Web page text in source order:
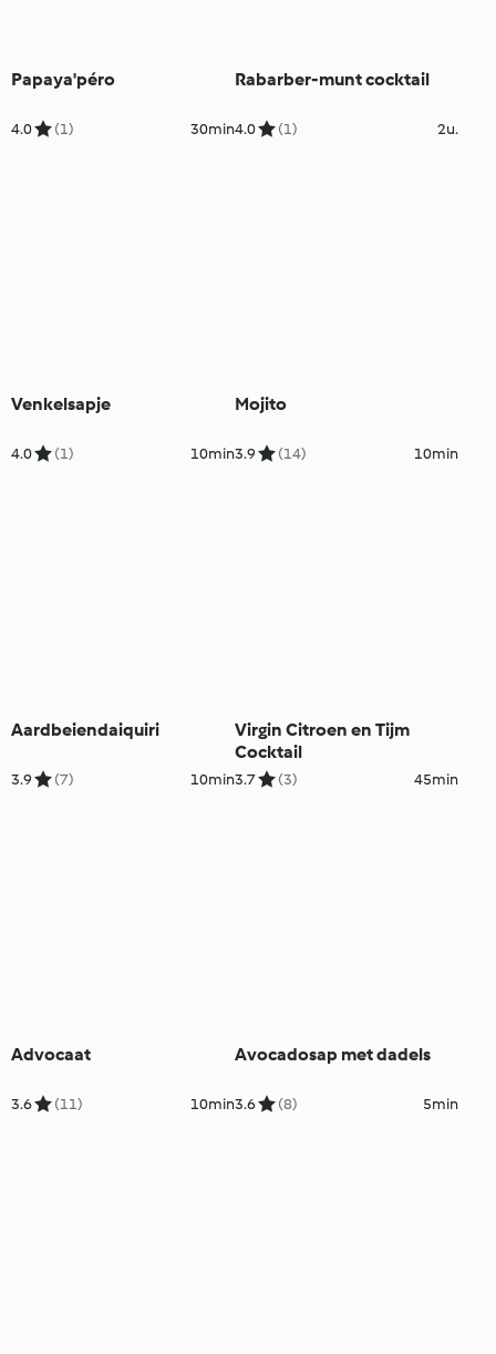
Papaya'péro
4.0 (1) 30min
Rabarber-munt cocktail
4.0 (1) 2u.
Venkelsapje
4.0 (1) 10min
Mojito
3.9 (14) 10min
Aardbeiendaiquiri
3.9 (7) 10min
Virgin Citroen en Tijm
Cocktail
3.7 (3) 45min
Advocaat
3.6 (11) 10min
Avocadosap met dadels
3.6 (8) 5min